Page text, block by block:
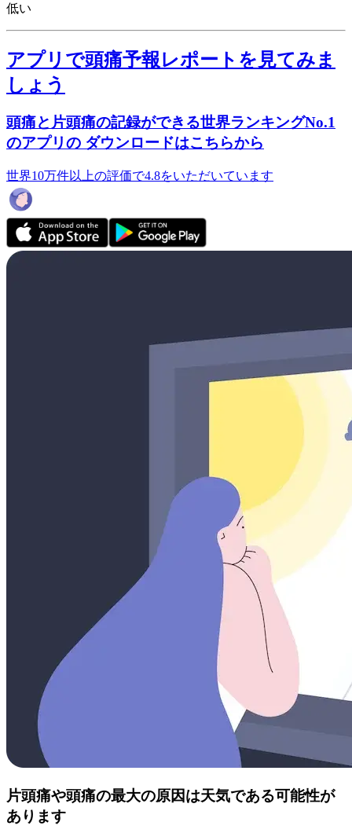
低い
アプリで頭痛予報レポートを見てみま
しょう
頭痛と片頭痛の記録ができる世界ランキングNo.1
のアプリの ダウンロードはこちらから
世界10万件以上の評価で4.8をいただいています
片頭痛や頭痛の最大の原因は天気である可能性が
あります